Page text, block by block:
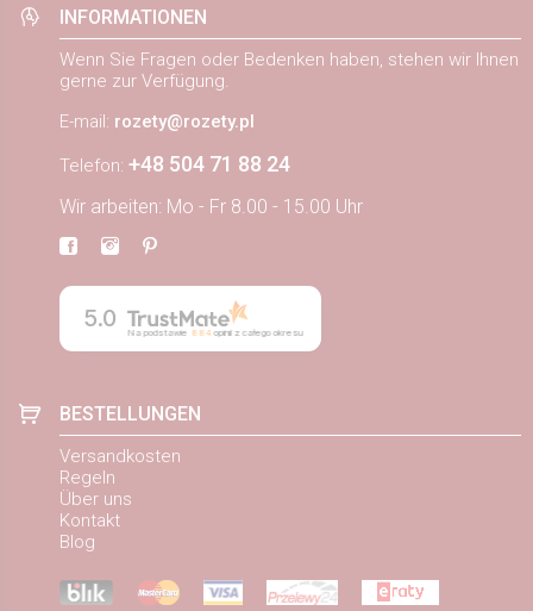
INFORMATIONEN
Wenn Sie Fragen oder Bedenken haben, stehen wir Ihnen
gerne zur Verfügung.
E-mail: rozety@rozety.pl
Telefon: +48 504 71 88 24
Wir arbeiten: Mo - Fr 8.00 - 15.00 Uhr
5.0
Na podstawie 884opinii z całego okresu
BESTELLUNGEN
Versandkosten
Regeln
Über uns
Kontakt
Blog